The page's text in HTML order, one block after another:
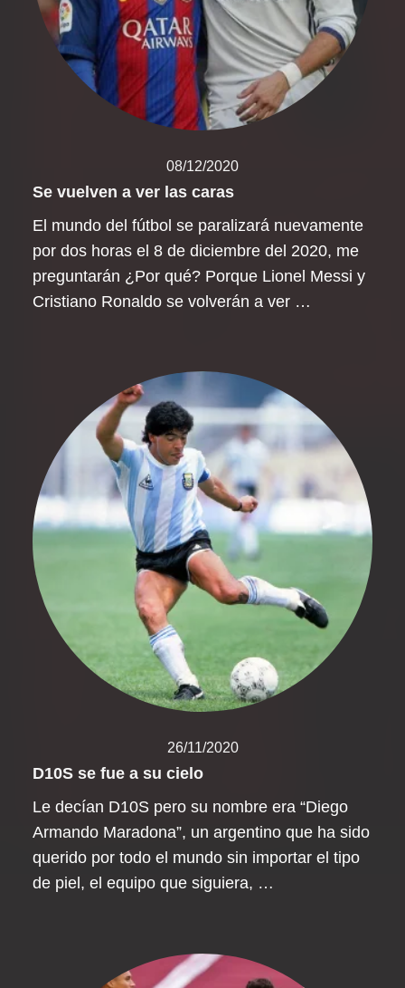
08/12/2020
Se vuelven a ver las caras
El mundo del fútbol se paralizará nuevamente
por dos horas el 8 de diciembre del 2020, me
preguntarán ¿Por qué? Porque Lionel Messi y
Cristiano Ronaldo se volverán a ver …
26/11/2020
D10S se fue a su cielo
Le decían D10S pero su nombre era “Diego
Armando Maradona”, un argentino que ha sido
querido por todo el mundo sin importar el tipo
de piel, el equipo que siguiera, …